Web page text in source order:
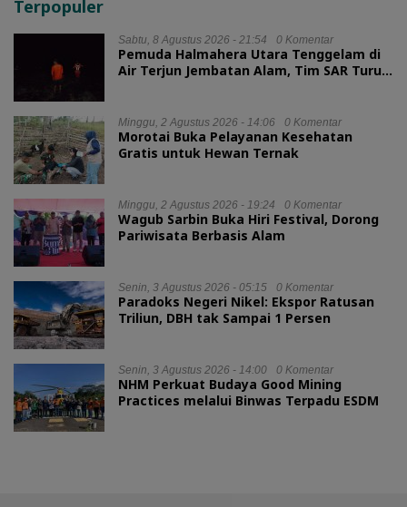
Terpopuler
Sabtu, 8 Agustus 2026 - 21:54 0 Komentar
Pemuda Halmahera Utara Tenggelam di
Air Terjun Jembatan Alam, Tim SAR Turun
Minggu, 2 Agustus 2026 - 14:06 0 Komentar
Morotai Buka Pelayanan Kesehatan
Gratis untuk Hewan Ternak
Minggu, 2 Agustus 2026 - 19:24 0 Komentar
Wagub Sarbin Buka Hiri Festival, Dorong
Pariwisata Berbasis Alam
Senin, 3 Agustus 2026 - 05:15 0 Komentar
Paradoks Negeri Nikel: Ekspor Ratusan
Triliun, DBH tak Sampai 1 Persen
Senin, 3 Agustus 2026 - 14:00 0 Komentar
NHM Perkuat Budaya Good Mining
Practices melalui Binwas Terpadu ESDM